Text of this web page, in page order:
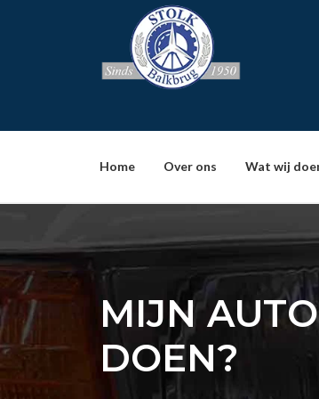
Home Over ons Wat wij
MIJN
DOEN?